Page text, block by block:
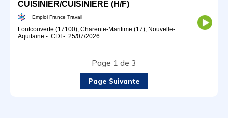
CUISINIER/CUISINIERE (H/F)
Emploi France Travail
Fontcouverte (17100), Charente-Maritime (17), Nouvelle-
Aquitaine - CDI - 25/07/2026
Page 1 de 3
Page Suivante